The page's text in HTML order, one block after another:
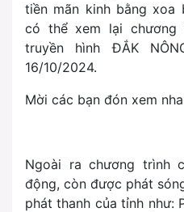
tiền mãn kinh bằng xoa
có thể xem lại chương
truyền hình ĐẮK
16/10/2024.
Mời các bạn đón xem
Ngoài ra chương trình
động, còn được phát
phát thanh của tỉnh như: